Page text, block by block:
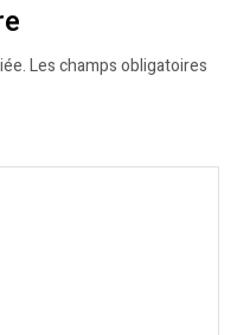
Les champs obligatoires